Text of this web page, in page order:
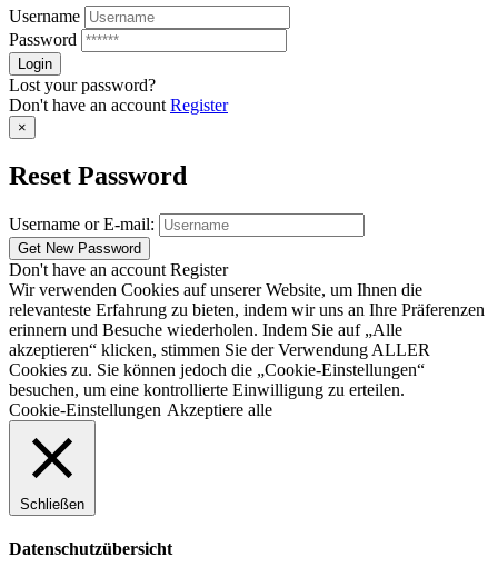
Username
Password
Lost your password?
Don't have an account Register
×
Reset Password
Username or E-mail:
Don't have an account Register
Wir verwenden Cookies auf unserer Website, um Ihnen die
relevanteste Erfahrung zu bieten, indem wir uns an Ihre Präferenzen
erinnern und Besuche wiederholen. Indem Sie auf „Alle
akzeptieren“ klicken, stimmen Sie der Verwendung ALLER
Cookies zu. Sie können jedoch die „Cookie-Einstellungen“
besuchen, um eine kontrollierte Einwilligung zu erteilen.
Cookie-Einstellungen Akzeptiere alle
Schließen
Datenschutzübersicht